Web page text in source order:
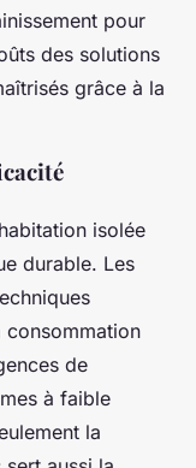
pour
des solutions
grâce à la
isolée
durable. Les
de
à faible
la